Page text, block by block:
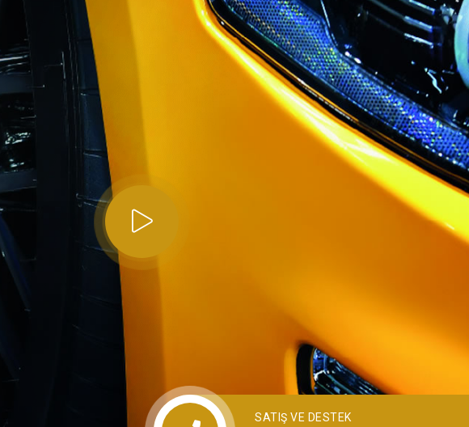
SATIŞ VE DESTEK